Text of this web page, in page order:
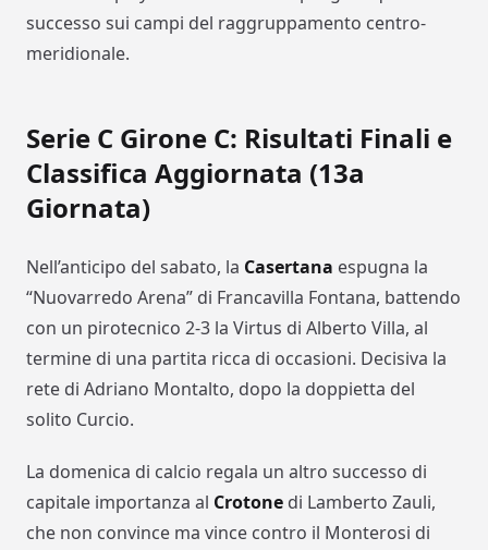
successo sui campi del raggruppamento centro-
meridionale.
Serie C Girone C: Risultati Finali e
Classifica Aggiornata (13a
Giornata)
Nell’anticipo del sabato, la Casertana espugna la
“Nuovarredo Arena” di Francavilla Fontana, battendo
con un pirotecnico 2-3 la Virtus di Alberto Villa, al
termine di una partita ricca di occasioni. Decisiva la
rete di Adriano Montalto, dopo la doppietta del
solito Curcio.
La domenica di calcio regala un altro successo di
capitale importanza al Crotone di Lamberto Zauli,
che non convince ma vince contro il Monterosi di